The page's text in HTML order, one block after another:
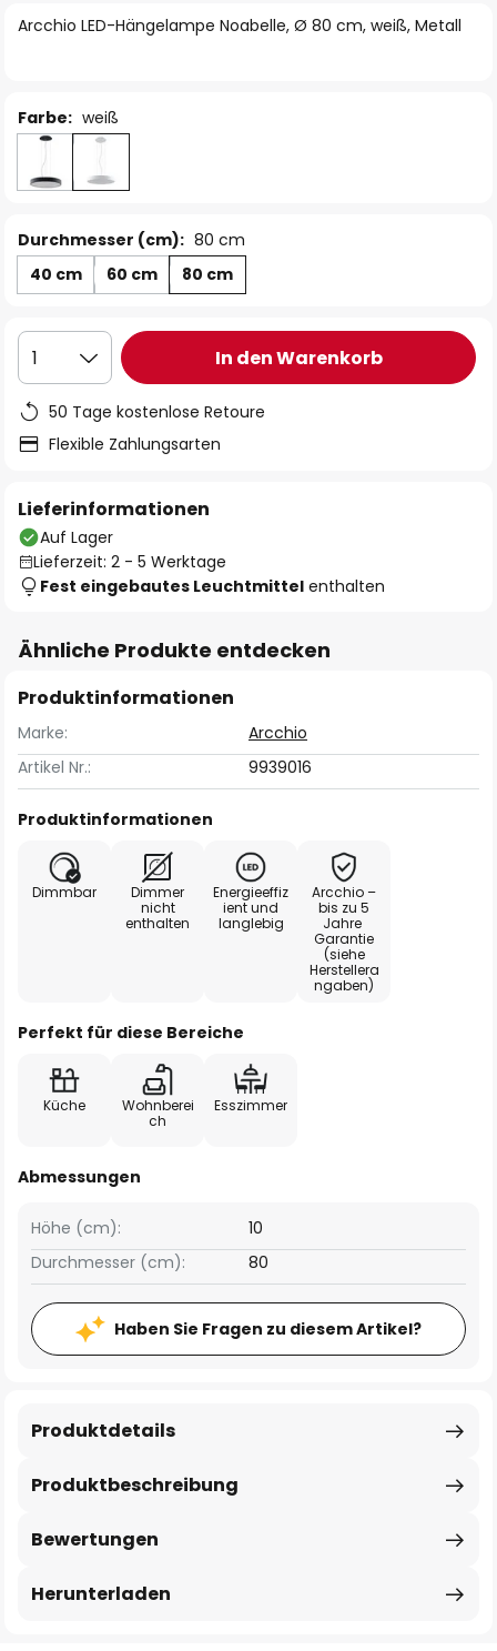
Arcchio LED-Hängelampe Noabelle, Ø 80 cm, weiß, Metall
Farbe: weiß
Durchmesser (cm): 80 cm
40 cm
60 cm 80 cm
1 In den Warenkorb
50 Tage kostenlose Retoure
Flexible Zahlungsarten
Lieferinformationen
Auf Lager
Lieferzeit: 2 - 5 Werktage
Fest eingebautes Leuchtmittel enthalten
Ähnliche Produkte entdecken
Produktinformationen
Marke:
Arcchio
Artikel Nr.:
9939016
Produktinformationen
Dimmbar
Dimmer
nicht
enthalten
Energieeffiz
ient und
langlebig
Arcchio –
bis zu 5
Jahre
Garantie
(siehe
Herstellera
ngaben)
Perfekt für diese Bereiche
Küche
Wohnberei
ch
Esszimmer
Abmessungen
Höhe (cm):
10
Durchmesser (cm):
80
Haben Sie Fragen zu diesem Artikel?
Produktbeschreibung
Produktdetails
Bewertungen
Herunterladen